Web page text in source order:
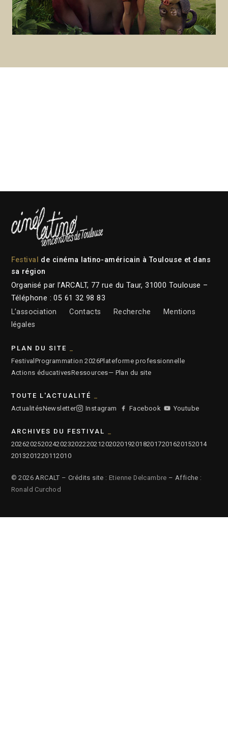
Festival
de cinéma latino-américain à Toulouse et dans
sa région
Organisé par l’ARCALT, 77 rue du Taur, 31000 Toulouse –
Téléphone : 05 61 32 98 83
L’association
Contacts Recherche
Mentions
légales
PLAN DU SITE
Festival Programmation 2026Plateforme professionnelle
Actions éducativesRessources— Plan du site
TOUTE L'ACTUALITÉ
ActualitésNewsletter Instagram Facebook Youtube
ARCHIVES DU FESTIVAL
2026202520242023202220212020201920182017201620152014
2013201220112010
© 2026 ARCALT – Crédits site : Etienne Delcambre – Affiche :
Ronald Curchod